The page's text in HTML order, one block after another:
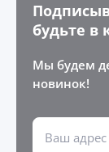
будьте в
Мы будем
новинок!